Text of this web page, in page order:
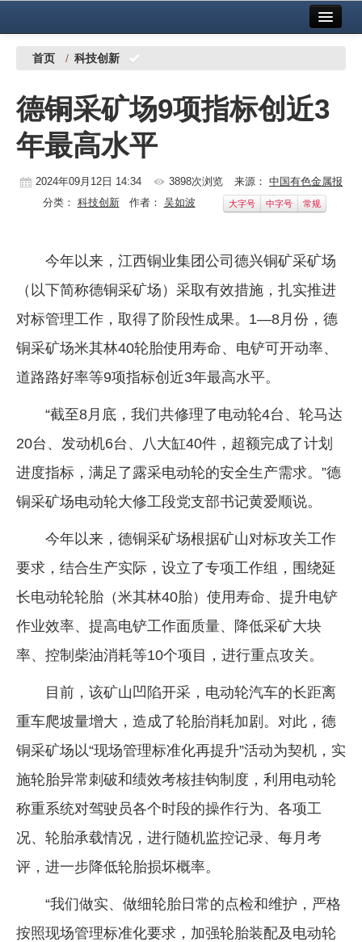
中国有色金属报社主办 广告服务
铜镍铅锌
铝
稀有稀土
镁钛
地矿 建设
党建工作
企业文化
《资源再生》杂志
行情报价
首页 / 科技创新
德铜采矿场9项指标创近3
年最高水平
2024年09月12日 14:34 3898次浏览 来源： 中国有色金属报
分类： 科技创新作者： 吴如波 大字号 中字号 常规
今年以来，江西铜业集团公司德兴铜矿采矿场
（以下简称德铜采矿场）采取有效措施，扎实推进
对标管理工作，取得了阶段性成果。1—8月份，德
铜采矿场米其林40轮胎使用寿命、电铲可开动率、
道路路好率等9项指标创近3年最高水平。
“截至8月底，我们共修理了电动轮4台、轮马达
20台、发动机6台、八大缸40件，超额完成了计划
进度指标，满足了露采电动轮的安全生产需求。”德
铜采矿场电动轮大修工段党支部书记黄爱顺说。
今年以来，德铜采矿场根据矿山对标攻关工作
要求，结合生产实际，设立了专项工作组，围绕延
长电动轮轮胎（米其林40胎）使用寿命、提升电铲
作业效率、提高电铲工作面质量、降低采矿大块
率、控制柴油消耗等10个项目，进行重点攻关。
目前，该矿山凹陷开采，电动轮汽车的长距离
重车爬坡量增大，造成了轮胎消耗加剧。对此，德
铜采矿场以“现场管理标准化再提升”活动为契机，实
施轮胎异常刺破和绩效考核挂钩制度，利用电动轮
称重系统对驾驶员各个时段的操作行为、各项工
况、轮胎承载情况，进行随机监控记录、每月考
评，进一步降低轮胎损坏概率。
“我们做实、做细轮胎日常的点检和维护，严格
按照现场管理标准化要求，加强轮胎装配及电动轮